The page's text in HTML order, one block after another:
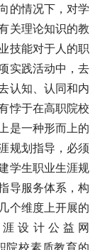
的情况下，对学
关理论知识的教
技能对于人的职
实践活动中，去
认知、认同和内
悖于在高职院校
是一种形而上的
规划指导，必须
学生职业生涯规
导服务体系，构
个维度上开展的
设计公益网
院校素质教育的